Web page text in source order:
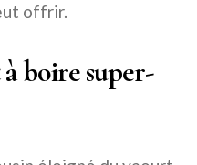
offrir.
boire super-